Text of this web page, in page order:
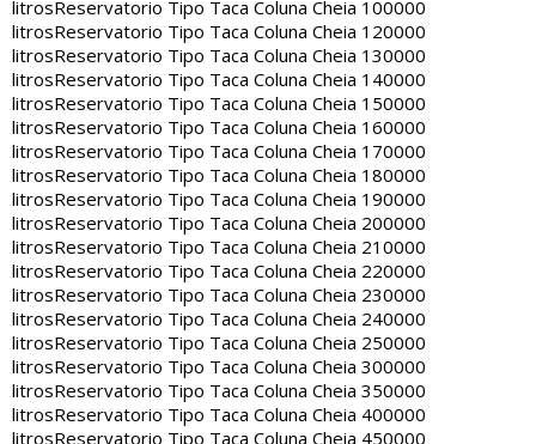
litrosReservatorio Tipo Taca Coluna Cheia 100000
litrosReservatorio Tipo Taca Coluna Cheia 120000
litrosReservatorio Tipo Taca Coluna Cheia 130000
litrosReservatorio Tipo Taca Coluna Cheia 140000
litrosReservatorio Tipo Taca Coluna Cheia 150000
litrosReservatorio Tipo Taca Coluna Cheia 160000
litrosReservatorio Tipo Taca Coluna Cheia 170000
litrosReservatorio Tipo Taca Coluna Cheia 180000
litrosReservatorio Tipo Taca Coluna Cheia 190000
litrosReservatorio Tipo Taca Coluna Cheia 200000
litrosReservatorio Tipo Taca Coluna Cheia 210000
litrosReservatorio Tipo Taca Coluna Cheia 220000
litrosReservatorio Tipo Taca Coluna Cheia 230000
litrosReservatorio Tipo Taca Coluna Cheia 240000
litrosReservatorio Tipo Taca Coluna Cheia 250000
litrosReservatorio Tipo Taca Coluna Cheia 300000
litrosReservatorio Tipo Taca Coluna Cheia 350000
litrosReservatorio Tipo Taca Coluna Cheia 400000
litrosReservatorio Tipo Taca Coluna Cheia 450000